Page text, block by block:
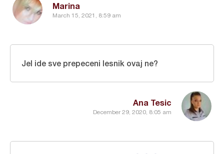
Marina
March 15, 2021, 8:59 am
Ana Tesic
December 29, 2020, 8:05 am
Jel ide sve prepeceni lesnik ovaj ne?